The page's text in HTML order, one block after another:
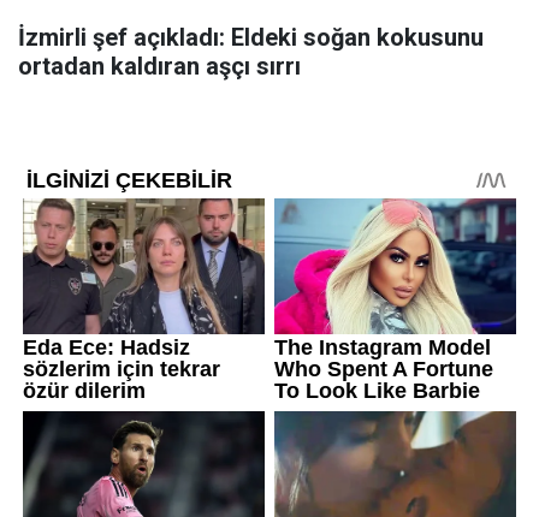
İzmirli şef açıkladı: Eldeki soğan kokusunu
ortadan kaldıran aşçı sırrı